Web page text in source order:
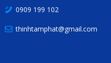
0909 199 102
thinhtamphat@gmail.com